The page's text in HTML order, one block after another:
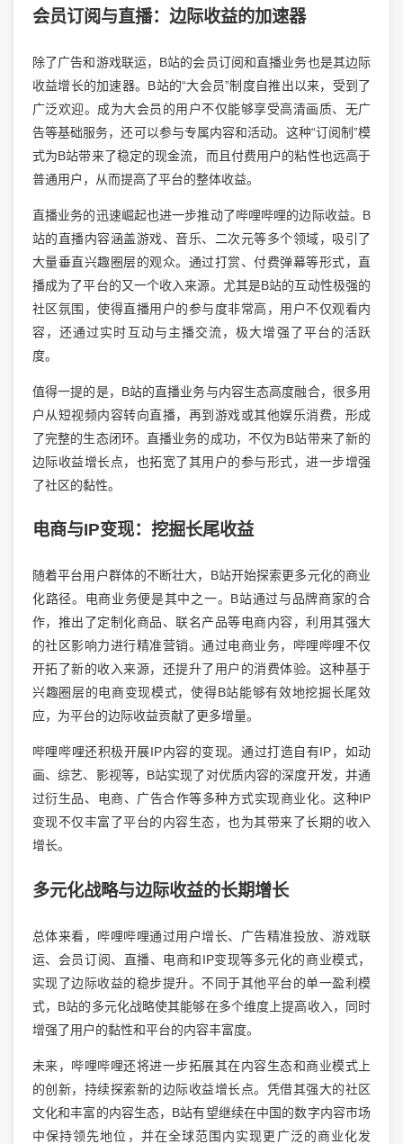
会员订阅与直播：边际收益的加速器
除了广告和游戏联运，B站的会员订阅和直播业务也是其边际
收益增长的加速器。B站的“大会员”制度自推出以来，受到了
广泛欢迎。成为大会员的用户不仅能够享受高清画质、无广
告等基础服务，还可以参与专属内容和活动。这种“订阅制”模
式为B站带来了稳定的现金流，而且付费用户的粘性也远高于
普通用户，从而提高了平台的整体收益。
直播业务的迅速崛起也进一步推动了哔哩哔哩的边际收益。B
站的直播内容涵盖游戏、音乐、二次元等多个领域，吸引了
大量垂直兴趣圈层的观众。通过打赏、付费弹幕等形式，直
播成为了平台的又一个收入来源。尤其是B站的互动性极强的
社区氛围，使得直播用户的参与度非常高，用户不仅观看内
容，还通过实时互动与主播交流，极大增强了平台的活跃
度。
值得一提的是，B站的直播业务与内容生态高度融合，很多用
户从短视频内容转向直播，再到游戏或其他娱乐消费，形成
了完整的生态闭环。直播业务的成功，不仅为B站带来了新的
边际收益增长点，也拓宽了其用户的参与形式，进一步增强
了社区的黏性。
电商与IP变现：挖掘长尾收益
随着平台用户群体的不断壮大，B站开始探索更多元化的商业
化路径。电商业务便是其中之一。B站通过与品牌商家的合
作，推出了定制化商品、联名产品等电商内容，利用其强大
的社区影响力进行精准营销。通过电商业务，哔哩哔哩不仅
开拓了新的收入来源，还提升了用户的消费体验。这种基于
兴趣圈层的电商变现模式，使得B站能够有效地挖掘长尾效
应，为平台的边际收益贡献了更多增量。
哔哩哔哩还积极开展IP内容的变现。通过打造自有IP，如动
画、综艺、影视等，B站实现了对优质内容的深度开发，并通
过衍生品、电商、广告合作等多种方式实现商业化。这种IP
变现不仅丰富了平台的内容生态，也为其带来了长期的收入
增长。
多元化战略与边际收益的长期增长
总体来看，哔哩哔哩通过用户增长、广告精准投放、游戏联
运、会员订阅、直播、电商和IP变现等多元化的商业模式，
实现了边际收益的稳步提升。不同于其他平台的单一盈利模
式，B站的多元化战略使其能够在多个维度上提高收入，同时
增强了用户的黏性和平台的内容丰富度。
未来，哔哩哔哩还将进一步拓展其在内容生态和商业模式上
的创新，持续探索新的边际收益增长点。凭借其强大的社区
文化和丰富的内容生态，B站有望继续在中国的数字内容市场
中保持领先地位，并在全球范围内实现更广泛的商业化发